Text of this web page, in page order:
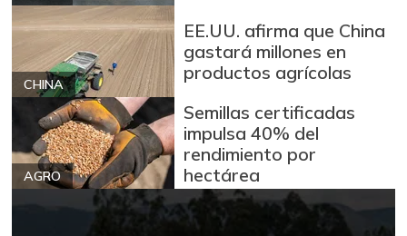
CHINA
EE.UU. afirma que China
gastará millones en
productos agrícolas
AGRO
Semillas certificadas
impulsa 40% del
rendimiento por
hectárea